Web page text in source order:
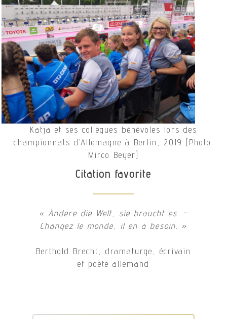
Katja et ses collègues bénévoles lors des
championnats d’Allemagne à Berlin, 2019 [Photo:
Mirco Beyer]
Citation favorite
« Ändere die Welt, sie braucht es. –
Changez le monde, il en a besoin. »
Berthold Brecht, dramaturge, écrivain
et poète allemand